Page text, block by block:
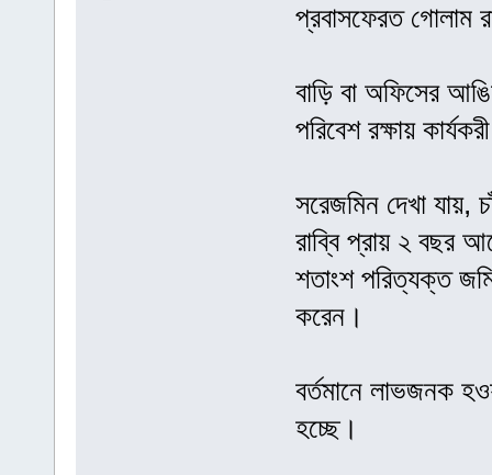
প্রবাসফেরত গোলাম
বাড়ি বা অফিসের
পরিবেশ রক্ষায়
সরেজমিন দেখা যায়,
রাব্বি প্রায় ২ বছর
শতাংশ পরিত্যক্ত
করেন।
বর্তমানে লাভজনক
হচ্ছে।